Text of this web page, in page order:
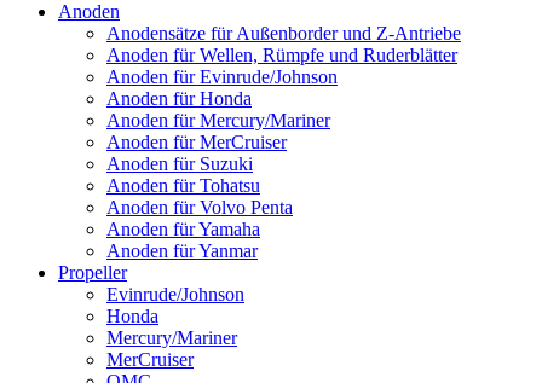
Anoden
Anodensätze für Außenborder und Z-Antriebe
Anoden für Wellen, Rümpfe und Ruderblätter
Anoden für Evinrude/Johnson
Anoden für Honda
Anoden für Mercury/Mariner
Anoden für MerCruiser
Anoden für Suzuki
Anoden für Tohatsu
Anoden für Volvo Penta
Anoden für Yamaha
Anoden für Yanmar
Propeller
Evinrude/Johnson
Honda
Mercury/Mariner
MerCruiser